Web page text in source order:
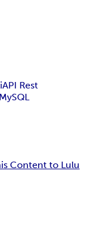
API Rest
MySQL
Content to Lulu